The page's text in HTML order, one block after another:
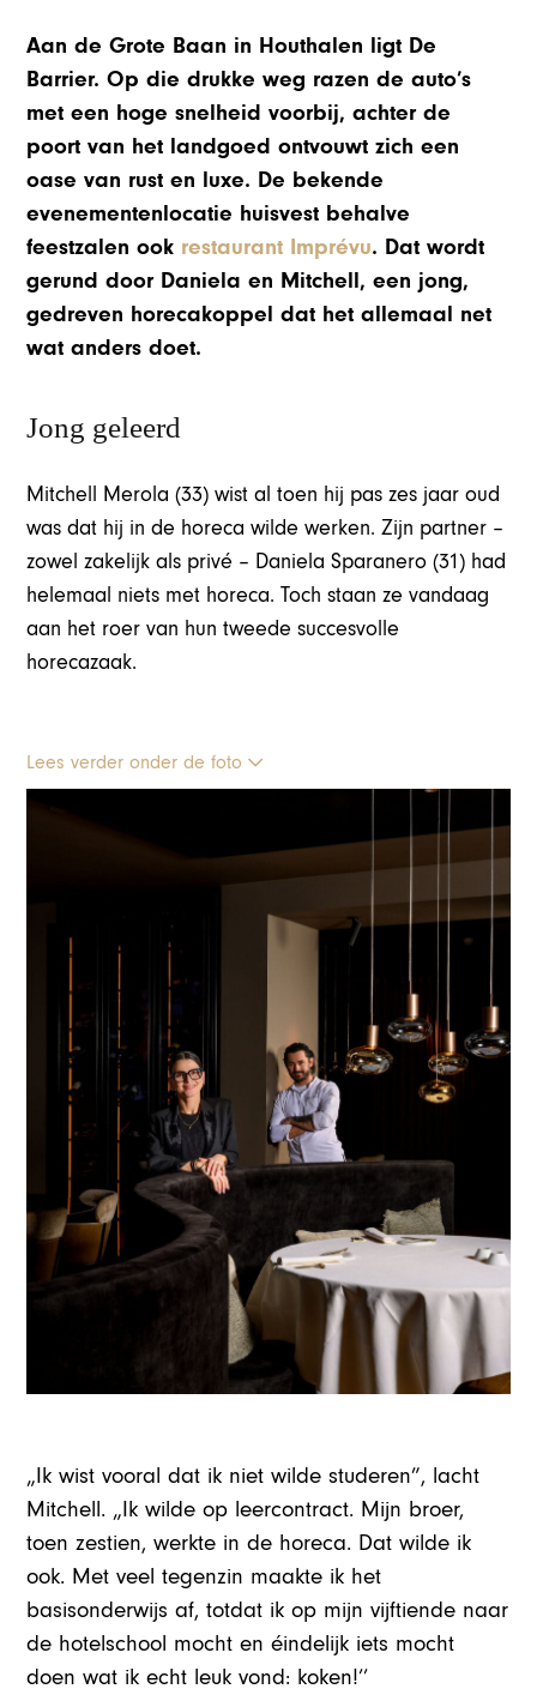
Aan de Grote Baan in Houthalen ligt De
Barrier. Op die drukke weg razen de auto’s
met een hoge snelheid voorbij, achter de
poort van het landgoed ontvouwt zich een
oase van rust en luxe. De bekende
evenementenlocatie huisvest behalve
feestzalen ook restaurant Imprévu. Dat wordt
gerund door Daniela en Mitchell, een jong,
gedreven horecakoppel dat het allemaal net
wat anders doet.
Jong geleerd
Mitchell Merola (33) wist al toen hij pas zes jaar oud
was dat hij in de horeca wilde werken. Zijn partner –
zowel zakelijk als privé – Daniela Sparanero (31) had
helemaal niets met horeca. Toch staan ze vandaag
aan het roer van hun tweede succesvolle
horecazaak.
Lees verder onder de foto
„Ik wist vooral dat ik niet wilde studeren”, lacht
Mitchell. „Ik wilde op leercontract. Mijn broer,
toen zestien, werkte in de horeca. Dat wilde ik
ook. Met veel tegenzin maakte ik het
basisonderwijs af, totdat ik op mijn vijftiende naar
de hotelschool mocht en éindelijk iets mocht
doen wat ik echt leuk vond: koken!’’